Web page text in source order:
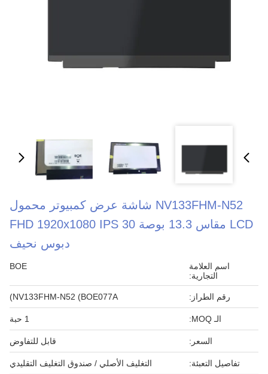
NV133FHM-N52 شاشة عرض كمبيوتر محمول
LCD مقاس 13.3 بوصة FHD 1920x1080 IPS 30
دبوس نحيف
اسم العلامة
التجارية:
BOE
رقم الطراز: NV133FHM-N52 (BOE077A)
الـ MOQ: 1 حبة
السعر: قابل للتفاوض
تفاصيل التعبئة: التغليف الأصلي / صندوق التغليف التقليدي